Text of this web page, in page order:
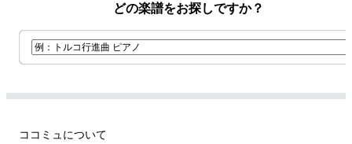
どの楽譜をお探しですか？
ココミュについて